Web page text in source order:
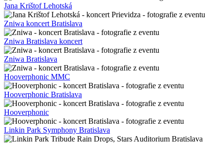
Jana Krištof Lehotská
Zniwa koncert Bratislava
Zniwa Bratislava koncert
Zniwa Bratislava
Hooverphonic MMC
Hooverphonic Bratislava
Hooverphonic
Linkin Park Symphony Bratislava